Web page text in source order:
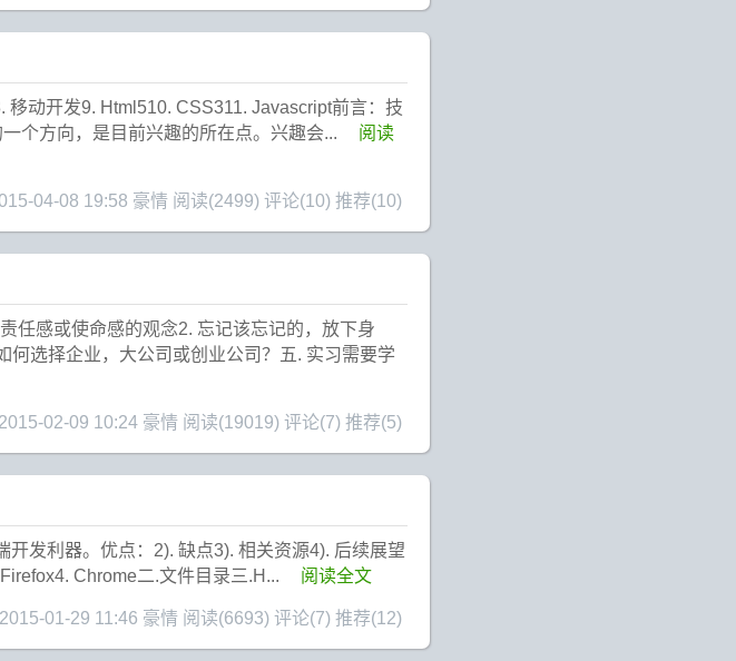
动开发9. Html510. CSS311. Javascript前言：技
个方向，是目前兴趣的所在点。兴趣会...
阅读
04-08 19:58 豪情 阅读(2499) 评论(10) 推荐(10)
任感或使命感的观念2. 忘记该忘记的，放下身
选择企业，大公司或创业公司？五. 实习需要学
02-09 10:24 豪情 阅读(19019) 评论(7) 推荐(5)
发利器。优点：2). 缺点3). 相关资源4). 后续展望
Chrome二.文件目录三.H...
阅读全文
01-29 11:46 豪情 阅读(6693) 评论(7) 推荐(12)